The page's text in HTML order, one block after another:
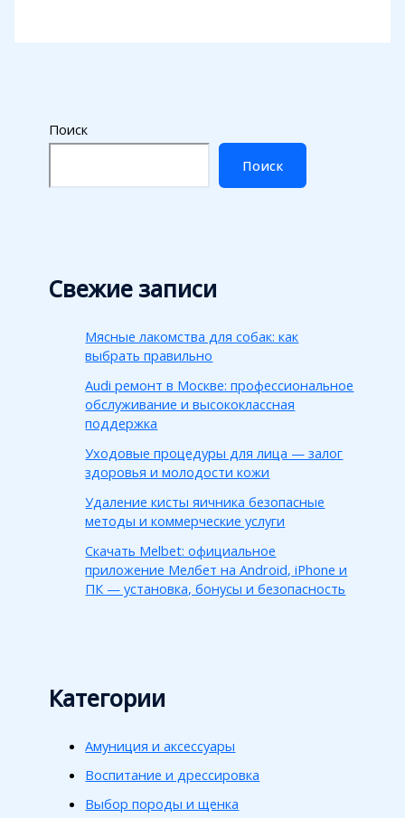
Поиск
Поиск
Свежие записи
Мясные лакомства для собак: как
выбрать правильно
Audi ремонт в Москве: профессиональное
обслуживание и высококлассная
поддержка
Уходовые процедуры для лица — залог
здоровья и молодости кожи
Удаление кисты яичника безопасные
методы и коммерческие услуги
Скачать Melbet: официальное
приложение Мелбет на Android, iPhone и
ПК — установка, бонусы и безопасность
Категории
Амуниция и аксессуары
Воспитание и дрессировка
Выбор породы и щенка